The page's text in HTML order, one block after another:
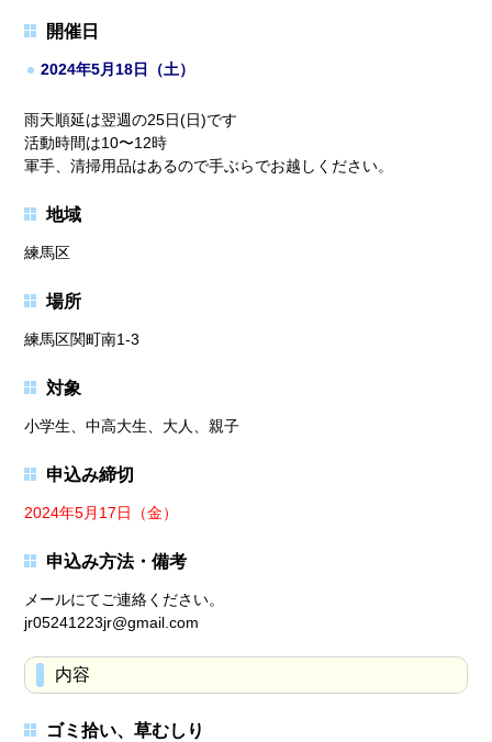
開催日
2024年5月18日（土）
雨天順延は翌週の25日(日)です
活動時間は10〜12時
軍手、清掃用品はあるので手ぶらでお越しください。
地域
練馬区
場所
練馬区関町南1-3
対象
小学生、中高大生、大人、親子
申込み締切
2024年5月17日（金）
申込み方法・備考
メールにてご連絡ください。
jr05241223jr@gmail.com
内容
ゴミ拾い、草むしり